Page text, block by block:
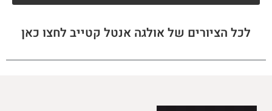
לכל הציורים של אולגה אנטל קטייב לחצו כאן